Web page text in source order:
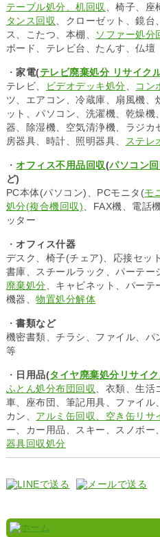
テーブル処分、机回収、椅子、座
タンス回収、クローゼット、鏡台、
ス、こたつ、本棚、
ソファー処分
ボード、テレビ台、たんす、仏壇
・家電(テレビ廃棄処分 リサイク
テレビ、
ビデオデッキ処分、 コン
ツ、エアコン、冷蔵庫、扇風機
ット、パソコン、洗濯機、乾燥
器、除湿機、空気清浄機、ラジカ
房器具、時計、照明器具、 ステレ
・オフィス不用品回収(パソコン
ど)
PC本体(パソコン)、PCモニタ(モ
処分(複合機回収)、FAX機、電話
ッター
・ オフィス什器
デスク、椅子(チェア)、応接セッ
書庫、スチールラック、パーテー
廃棄処分、キャビネット、パーテ
機器、物置処分解体
・書類など
機密書類、チラシ、ファイル、パ
等
・ 日用品(タイヤ廃棄処分リサイ
ふとん処分布団回収、衣類、生活
車、座布団、筆記用具、ファイル、
カン、 アルミ缶回収、空き缶リサ
ー、カー用品、スキー、スノボー、
器具回収処分